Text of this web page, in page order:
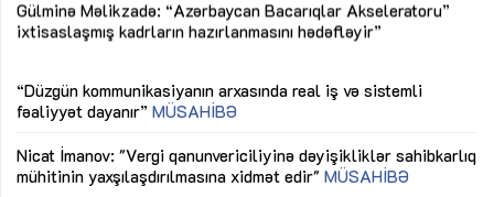
Nicat İmanov: "Vergi qanunvericiliyinə dəyişikliklər sahibkarlıq
mühitinin yaxşılaşdırılmasına xidmət edir"MÜSAHİBƏ
yaratmaq, çevik və öyrənən komanda formalaşdırmaqdır”
MÜSAHİBƏ
Azərbaycanda dövlət-özəl tərəfdaşlığı çərçivəsində həyata
keçirilən ilk pilot layihəVİDEO